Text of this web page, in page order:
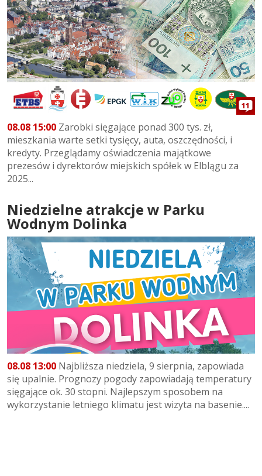
11
08.08 15:00 Zarobki sięgające ponad 300 tys. zł,
mieszkania warte setki tysięcy, auta, oszczędności, i
kredyty. Przeglądamy oświadczenia majątkowe
prezesów i dyrektorów miejskich spółek w Elblągu za
2025...
Niedzielne atrakcje w Parku
Wodnym Dolinka
08.08 13:00 Najbliższa niedziela, 9 sierpnia, zapowiada
się upalnie. Prognozy pogody zapowiadają temperatury
sięgające ok. 30 stopni. Najlepszym sposobem na
wykorzystanie letniego klimatu jest wizyta na basenie....